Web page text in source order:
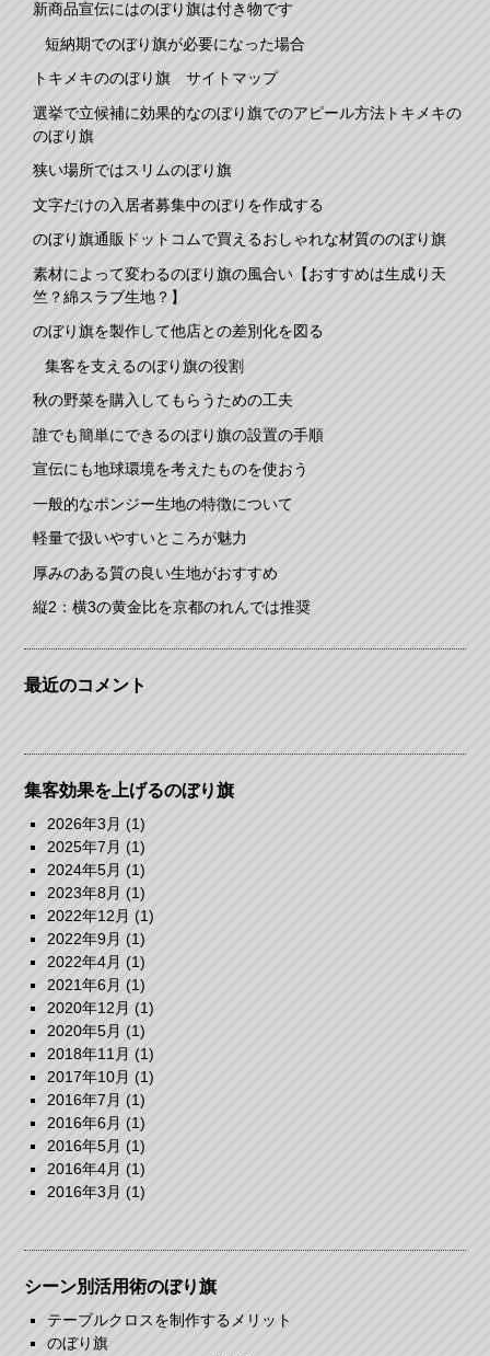
新商品宣伝にはのぼり旗は付き物です
短納期でのぼり旗が必要になった場合
トキメキののぼり旗 サイトマップ
選挙で立候補に効果的なのぼり旗でのアピール方法トキメキの
のぼり旗
狭い場所ではスリムのぼり旗
文字だけの入居者募集中のぼりを作成する
のぼり旗通販ドットコムで買えるおしゃれな材質ののぼり旗
素材によって変わるのぼり旗の風合い【おすすめは生成り天
竺？綿スラブ生地？】
のぼり旗を製作して他店との差別化を図る
集客を支えるのぼり旗の役割
秋の野菜を購入してもらうための工夫
誰でも簡単にできるのぼり旗の設置の手順
宣伝にも地球環境を考えたものを使おう
一般的なポンジー生地の特徴について
軽量で扱いやすいところが魅力
厚みのある質の良い生地がおすすめ
縦2：横3の黄金比を京都のれんでは推奨
最近のコメント
集客効果を上げるのぼり旗
2026年3月 (1)
2025年7月 (1)
2024年5月 (1)
2023年8月 (1)
2022年12月 (1)
2022年9月 (1)
2022年4月 (1)
2021年6月 (1)
2020年12月 (1)
2020年5月 (1)
2018年11月 (1)
2017年10月 (1)
2016年7月 (1)
2016年6月 (1)
2016年5月 (1)
2016年4月 (1)
2016年3月 (1)
シーン別活用術のぼり旗
テーブルクロスを制作するメリット
のぼり旗